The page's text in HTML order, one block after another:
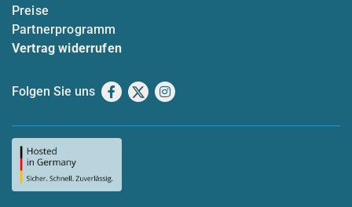
Preise
Partnerprogramm
Vertrag widerrufen
Folgen Sie uns Facebook
X Instagram